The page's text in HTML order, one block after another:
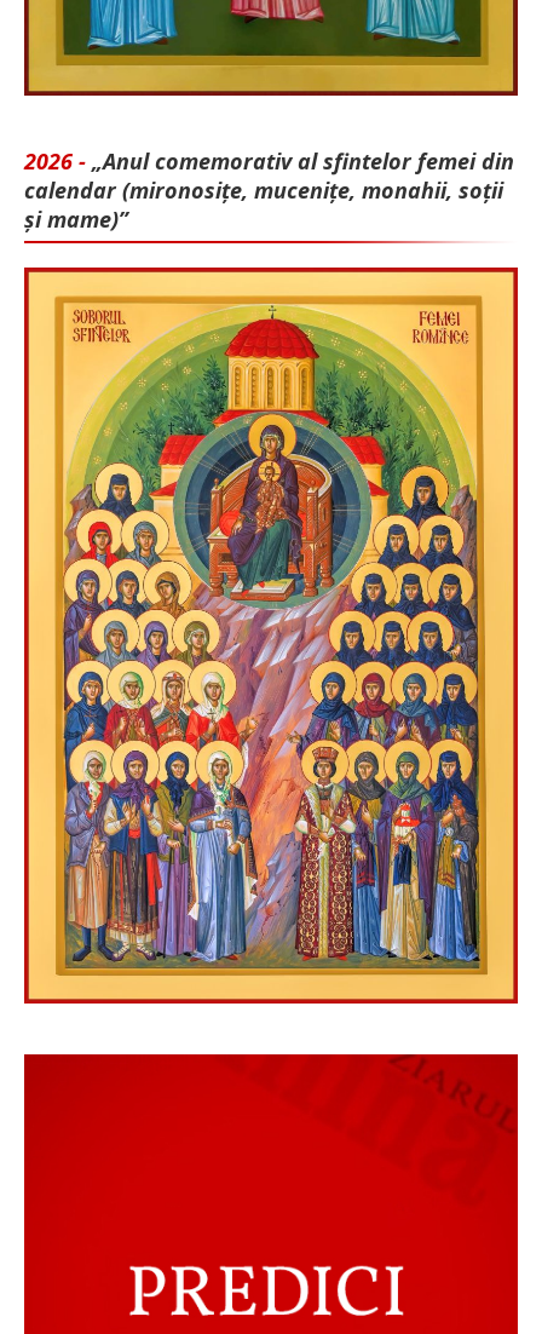
2026 - „Anul comemorativ al sfintelor femei din
calendar (mironosițe, mu­cenițe, monahii, soții
și mame)”